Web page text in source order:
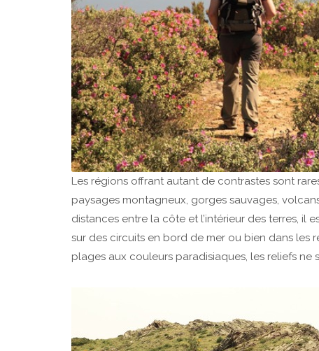
Les régions offrant autant de contrastes sont
paysages montagneux, gorges sauvages,
distances entre la côte et l’intérieur des terres, il
sur des circuits en bord de mer ou bien dans les
plages aux couleurs paradisiaques, les reliefs ne